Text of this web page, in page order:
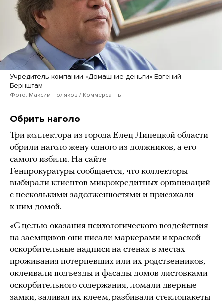
Учредитель компании «Домашние деньги» Евгений
Бернштам
Фото: Максим Поляков / Коммерсантъ
Обрить наголо
Три коллектора из города Елец Липецкой области
обрили наголо жену одного из должников, а его
самого избили. На сайте
Генпрокуратуры сообщается, что коллекторы
выбирали клиентов микрокредитных организаций
с несколькими задолженностями и приезжали
к ним домой.
«С целью оказания психологического воздействия
на заемщиков они писали маркерами и краской
оскорбительные надписи на стенах в местах
проживания потерпевших или их родственников,
оклеивали подъезды и фасады домов листовками
оскорбительного содержания, ломали дверные
замки, заливая их клеем, разбивали стеклопакеты